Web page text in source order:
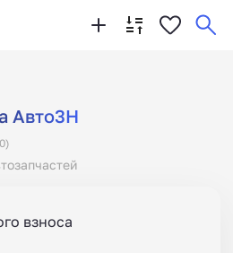
Авто3Н
взноса